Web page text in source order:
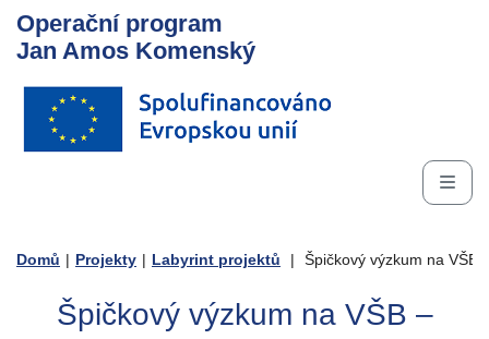
Operační program
Jan Amos Komenský
Domů | Projekty | Labyrint projektů | Špičkový výzkum na VŠB
Špičkový výzkum na VŠB –